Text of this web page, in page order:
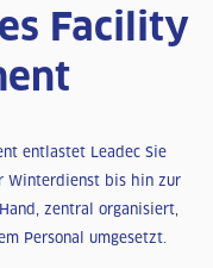
Facility
entlastet Leadec Sie
Winterdienst bis hin zur
zentral organisiert,
Personal umgesetzt.